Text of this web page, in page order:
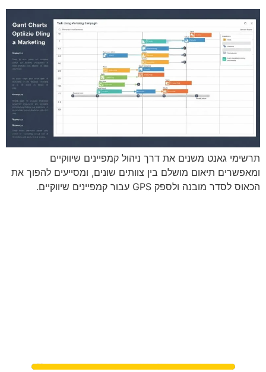
תרשימי גאנט משנים את דרך ניהול קמפיינים שיווקיים
ומאפשרים תיאום מושלם בין צוותים שונים, ומסייעים להפוך את
הכאוס לסדר מובנה ולספק GPS עבור קמפיינים שיווקיים.